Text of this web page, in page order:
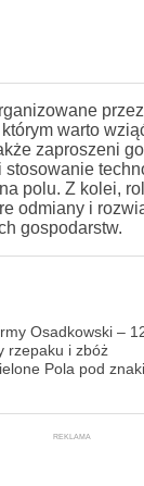
warto
zaproszeni
stosowanie
polu. Z kolei,
odmiany i
gospodarstw.
Osadkowski –
rzepaku i zbóż
Pola pod
REKLAMA